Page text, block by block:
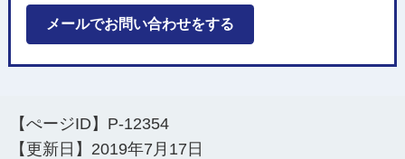
メールでお問い合わせをする
【ぺージID】 P-12354
【更新日】 2019年7月17日